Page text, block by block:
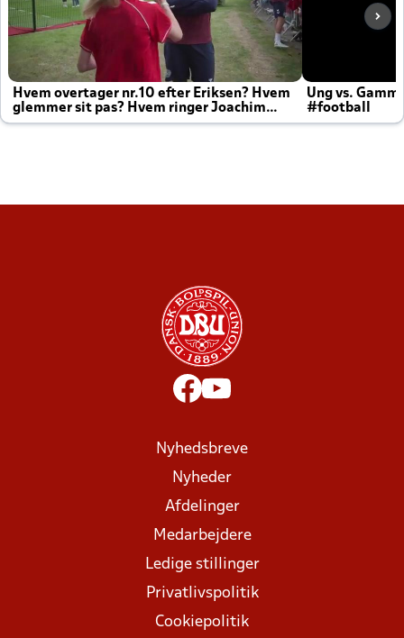
Hvem overtager nr.10 efter Eriksen? Hvem
glemmer sit pas? Hvem ringer Joachim
altid til efter kampe?
Ung vs.
#football
Nyhedsbreve
Nyheder
Afdelinger
Medarbejdere
Ledige stillinger
Privatlivspolitik
Cookiepolitik